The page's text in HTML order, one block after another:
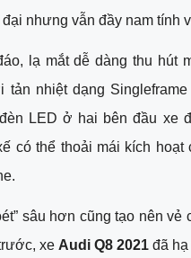
nhưng vẫn đầy nam tính
lạ mắt dễ dàng thu hút
nhiệt dạng
LED ở hai bên đầu xe
có thể thoải mái kích hoạt
sâu hơn cũng tạo nên vẻ
xe Audi Q8 2021 đã